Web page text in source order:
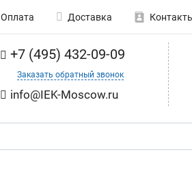
Оплата Доставка
+7 (495) 432-09-09
Заказать обратный звонок
info@IEK-Moscow.ru